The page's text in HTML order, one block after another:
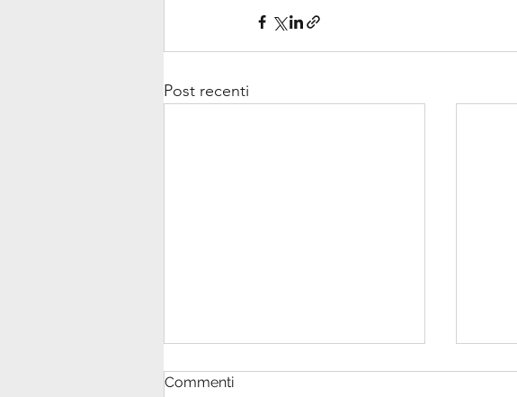
Post recenti
Commenti